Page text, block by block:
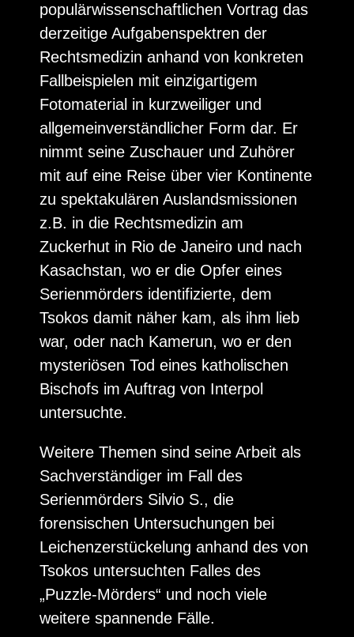
populärwissenschaftlichen Vortrag das
derzeitige Aufgabenspektren der
Rechtsmedizin anhand von konkreten
Fallbeispielen mit einzigartigem
Fotomaterial in kurzweiliger und
allgemeinverständlicher Form dar. Er
nimmt seine Zuschauer und Zuhörer
mit auf eine Reise über vier Kontinente
zu spektakulären Auslandsmissionen
z.B. in die Rechtsmedizin am
Zuckerhut in Rio de Janeiro und nach
Kasachstan, wo er die Opfer eines
Serienmörders identifizierte, dem
Tsokos damit näher kam, als ihm lieb
war, oder nach Kamerun, wo er den
mysteriösen Tod eines katholischen
Bischofs im Auftrag von Interpol
untersuchte.
Weitere Themen sind seine Arbeit als
Sachverständiger im Fall des
Serienmörders Silvio S., die
forensischen Untersuchungen bei
Leichenzerstückelung anhand des von
Tsokos untersuchten Falles des
„Puzzle-Mörders“ und noch viele
weitere spannende Fälle.